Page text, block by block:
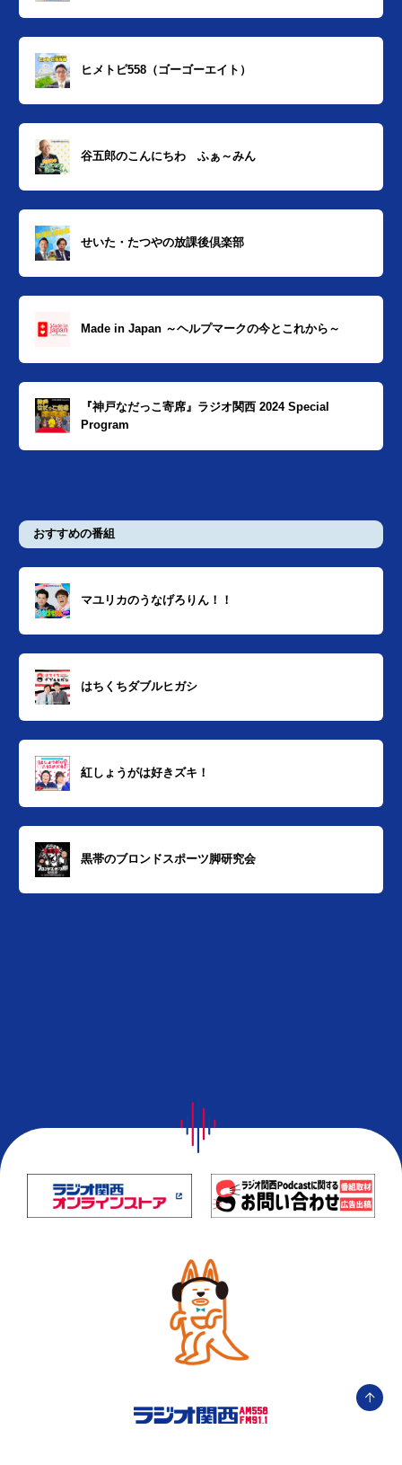
ヒメトピ558（ゴーゴーエイト）
谷五郎のこんにちわ ふぁ～みん
せいた・たつやの放課後倶楽部
Made in Japan ～ヘルプマークの今とこれから～
『神戸なだっこ寄席』ラジオ関西 2024 Special
Program
おすすめの番組
マユリカのうなげろりん！！
はちくちダブルヒガシ
紅しょうがは好きズキ！
黒帯のブロンドスポーツ脚研究会